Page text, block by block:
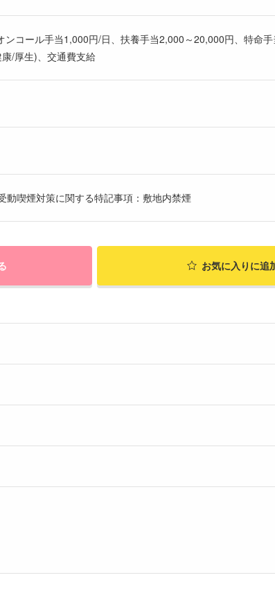
コール手当1,000円/日、扶養手当2,000～20,000円、特命
/厚生)、交通費支給
喫煙対策に関する特記事項：敷地内禁煙
お気に入りに追